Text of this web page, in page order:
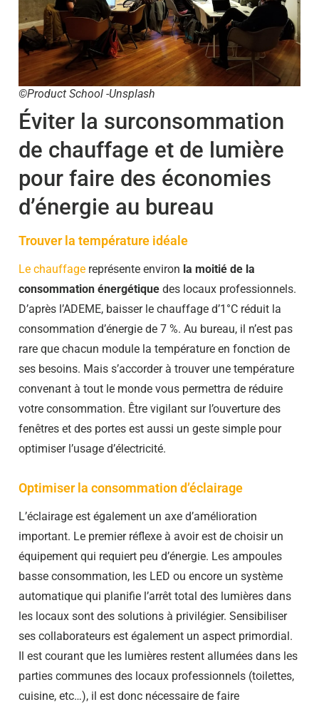
©Product School -Unsplash
Éviter la surconsommation
de chauffage et de lumière
pour faire des économies
d’énergie au bureau
Trouver la température idéale
Le chauffage représente environ la moitié de la
consommation énergétique des locaux professionnels.
D’après l’ADEME, baisser le chauffage d’1°C réduit la
consommation d’énergie de 7 %. Au bureau, il n’est pas
rare que chacun module la température en fonction de
ses besoins. Mais s’accorder à trouver une température
convenant à tout le monde vous permettra de réduire
votre consommation. Être vigilant sur l’ouverture des
fenêtres et des portes est aussi un geste simple pour
optimiser l’usage d’électricité.
Optimiser la consommation d’éclairage
L’éclairage est également un axe d’amélioration
important. Le premier réflexe à avoir est de choisir un
équipement qui requiert peu d’énergie. Les ampoules
basse consommation, les LED ou encore un système
automatique qui planifie l’arrêt total des lumières dans
les locaux sont des solutions à privilégier. Sensibiliser
ses collaborateurs est également un aspect primordial.
Il est courant que les lumières restent allumées dans les
parties communes des locaux professionnels (toilettes,
cuisine, etc…), il est donc nécessaire de faire